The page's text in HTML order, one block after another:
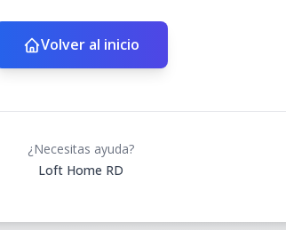
Volver al inicio
¿Necesitas ayuda?
Loft Home RD